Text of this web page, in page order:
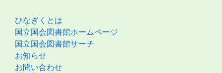
ひなぎくとは
国立国会図書館ホームページ
国立国会図書館サーチ
お知らせ
お問い合わせ